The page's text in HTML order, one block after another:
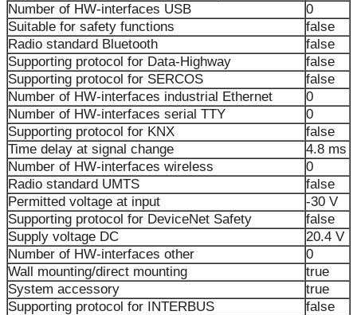
Number of HW-interfaces USB
0
Suitable for safety functions
false
Radio standard Bluetooth
false
Supporting protocol for Data-Highway
false
Supporting protocol for SERCOS
false
Number of HW-interfaces industrial Ethernet
0
Number of HW-interfaces serial TTY
0
Supporting protocol for KNX
false
Time delay at signal change
4.8 ms
Number of HW-interfaces wireless
0
Radio standard UMTS
false
Permitted voltage at input
-30 V
Supporting protocol for DeviceNet Safety
false
Supply voltage DC
20.4 V
Number of HW-interfaces other
0
Wall mounting/direct mounting
true
System accessory
true
Supporting protocol for INTERBUS
false